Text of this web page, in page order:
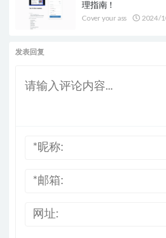
理指南！
Cover your ass 2024/
发表回复